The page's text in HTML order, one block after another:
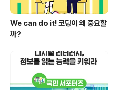
We can do it! 코딩이 왜 중요할
까?